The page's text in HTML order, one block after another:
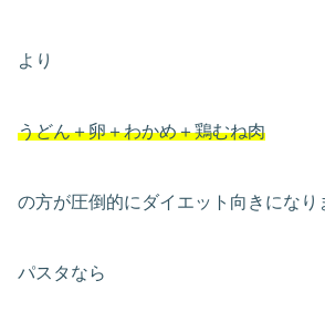
より
うどん＋卵＋わかめ＋鶏むね肉
の方が圧倒的にダイエット向きになり
パスタなら